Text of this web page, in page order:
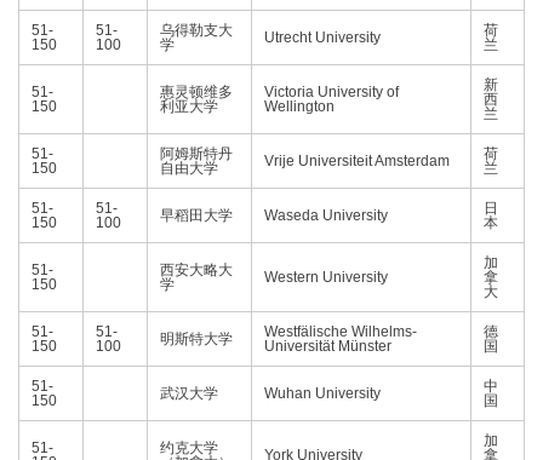
51-
150
51-
100
乌得勒支大
学
Utrecht University
荷
兰
51-
150
惠灵顿维多
利亚大学
Victoria University of
Wellington
新
西
兰
51-
150
阿姆斯特丹
自由大学
Vrije Universiteit Amsterdam
荷
兰
51-
150
51-
100
早稻田大学 Waseda University
日
本
51-
150
西安大略大
学
Western University
加
拿
大
51-
150
51-
100
明斯特大学
Westfälische Wilhelms-
Universität Münster
德
国
51-
150
武汉大学 Wuhan University
中
国
51-
约克大学
York University
加
拿